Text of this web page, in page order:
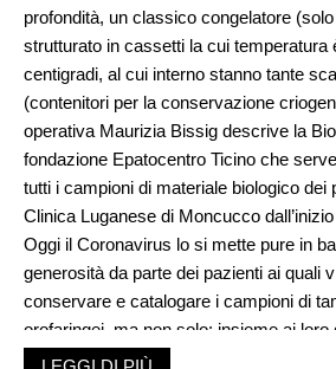
profondità, un classico congelatore
strutturato in cassetti la cui temperatura
centigradi, al cui interno stanno tante
(contenitori per la conservazione
operativa Maurizia Bissig descrive la
fondazione Epatocentro Ticino che
tutti i campioni di materiale biologico dei
Clinica Luganese di Moncucco
Oggi il Coronavirus lo si mette pure in
generosità da parte dei pazienti ai quali
conservare e catalogare i campioni di
orofaringei, ma non solo: insieme ai loro
registriamo e conserviamo pure altro